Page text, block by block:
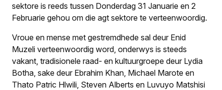
sektore is reeds tussen Donderdag 31 Januarie en 2
Febru­arie gehou om die agt sektore te verteenwoordig.
Vroue en mense met gestremdhede sal deur Enid
Muzeli verteenwoordig word, onderwys is steeds
vakant, tradisionele raad- en kultuurgroepe deur Lydia
Botha, sake deur Ebrahim Khan, Michael Marote en
Thato Patric Hlwili, Steven Alberts en Luvuyo Matshisi